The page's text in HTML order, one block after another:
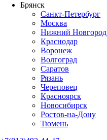
Брянск
Санкт-Петербург
Москва
Нижний Новгород
Краснодар
Воронеж
Волгоград
Саратов
Рязань
Череповец
Красноярск
Новосибирск
Ростов-на-Дону
Тюмень